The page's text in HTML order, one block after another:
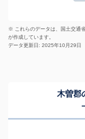
※ これらのデータは、国土交通
が作成しています。
データ更新日: 2025年10月29日
木曽郡